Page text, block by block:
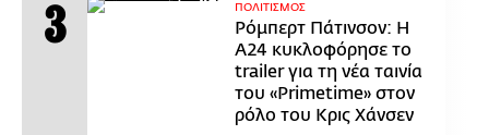
ΠΟΛΙΤΙΣΜΟΣ
Ρόμπερτ Πάτινσον: Η
Α24 κυκλοφόρησε το
trailer για τη νέα ταινία
του «Primetime» στον
ρόλο του Κρις Χάνσεν